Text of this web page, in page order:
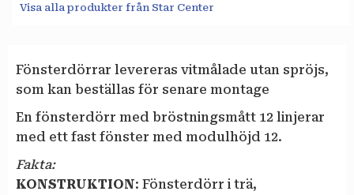
Visa alla produkter från Star Center
Fönsterdörrar levereras vitmålade utan spröjs,
som kan beställas för senare montage
En fönsterdörr med bröstningsmått 12 linjerar
med ett fast fönster med modulhöjd 12.
Fakta:
KONSTRUKTION: Fönsterdörr i trä,